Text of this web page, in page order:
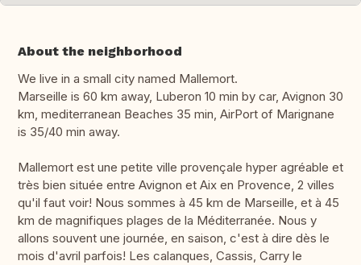
About the neighborhood
We live in a small city named Mallemort.
Marseille is 60 km away, Luberon 10 min by car, Avignon 30
km, mediterranean Beaches 35 min, AirPort of Marignane
is 35/40 min away.
Mallemort est une petite ville provençale hyper agréable et
très bien située entre Avignon et Aix en Provence, 2 villes
qu'il faut voir! Nous sommes à 45 km de Marseille, et à 45
km de magnifiques plages de la Méditerranée. Nous y
allons souvent une journée, en saison, c'est à dire dès le
mois d'avril parfois! Les calanques, Cassis, Carry le